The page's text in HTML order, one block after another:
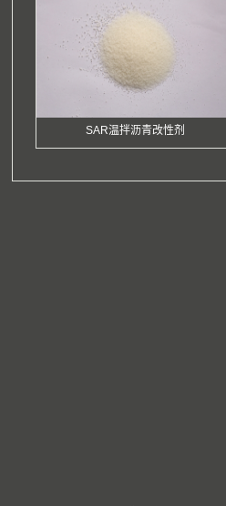
SAR温拌沥青改性剂